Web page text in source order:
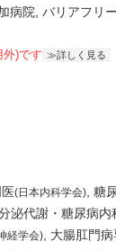
病院 バリアフリー
外)です 詳しく見る
(日本内科学会) 糖
泌代謝・糖尿病内
経学会) 大腸肛門